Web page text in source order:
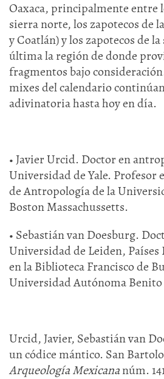
Oaxaca, principalmente entre
sierra norte, los zapotecos de
y Coatlán) y los zapotecos de
última la región de donde
fragmentos bajo
mixes del calendario
adivinatoria hasta hoy en día.
• Javier Urcid. Doctor en
Universidad de Yale. Profesor
de Antropología de la
Boston Massachussetts.
• Sebastián van Doesburg.
Universidad de Leiden,
en la Biblioteca Francisco de
Universidad Autónoma Benito
Urcid, Javier, Sebastián van
un códice mántico. San Bartolo
Arqueología Mexicananúm.